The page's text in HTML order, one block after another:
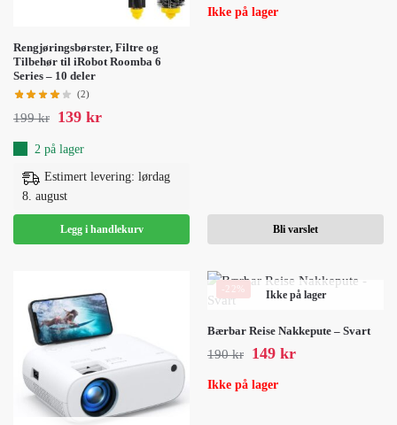
Rengjøringsbørster, Filtre og
Tilbehør til iRobot Roomba 6
Series – 10 deler
(2)
199kr 139 kr
2 på lager
Estimert levering: lørdag
8. august
Legg i handlekurv
Ikke på lager
Bli varslet
-22% Ikke på lager
Bærbar Reise Nakkepute – Svart
190kr 149 kr
Ikke på lager